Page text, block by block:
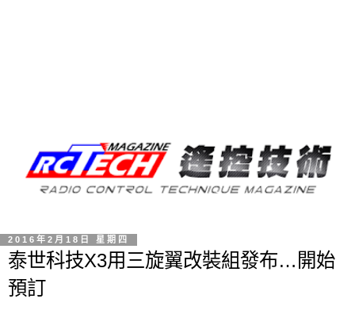
2016年2月18日 星期四
泰世科技X3用三旋翼改裝組發布…開始
預訂